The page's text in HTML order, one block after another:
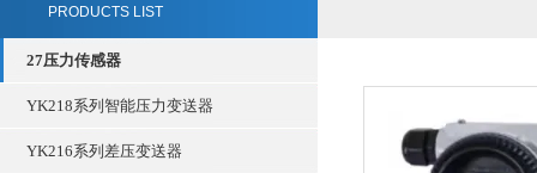
PRODUCTS LIST
27压力传感器
YK218系列智能压力变送器
YK216系列差压变送器